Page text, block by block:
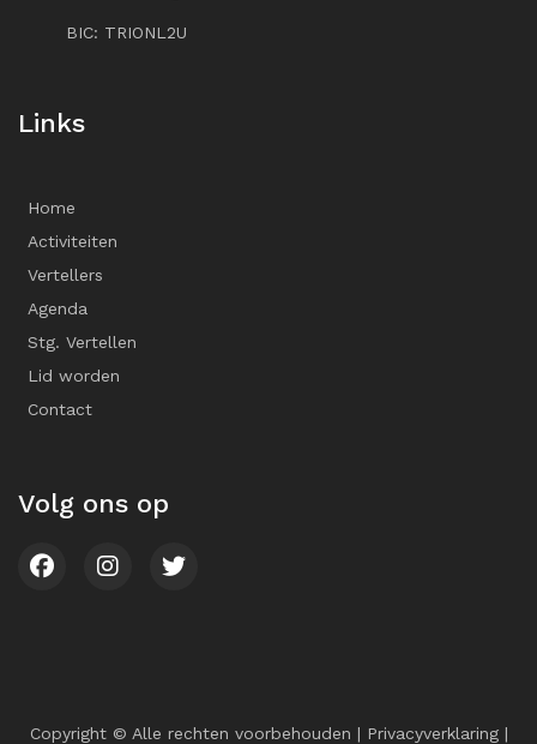
BIC: TRIONL2U
Links
Home
Activiteiten
Vertellers
Agenda
Stg. Vertellen
Lid worden
Contact
Volg ons op
Copyright © Alle rechten voorbehouden | Privacyverklaring|